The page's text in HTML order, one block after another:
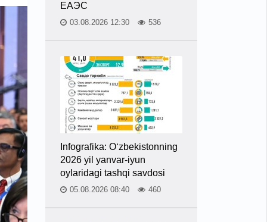
ЕАЭС
03.08.2026 12:30 536
Infografika: O‘zbekistonning
2026 yil yanvar-iyun
oylaridagi tashqi savdosi
05.08.2026 08:40 460